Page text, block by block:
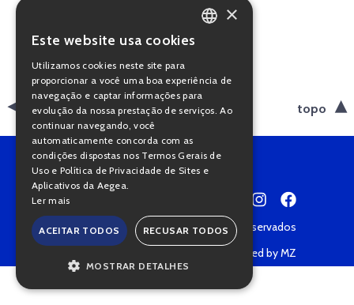
voltar topo
Copyright © 2022 • Todos os direitos reservados
Powered by MZ
PORTUGUESE
×
Este website usa cookies
Utilizamos cookies neste site para
proporcionar a você uma boa experiência de
navegação e captar informações para
evolução da nossa prestação de serviços. Ao
continuar navegando, você
automaticamente concorda com as
condições dispostas nos Termos Gerais de
Uso e Política de Privacidade de Sites e
Aplicativos da Aegea.
Ler mais
ACEITAR TODOS RECUSAR TODOS
MOSTRAR DETALHES